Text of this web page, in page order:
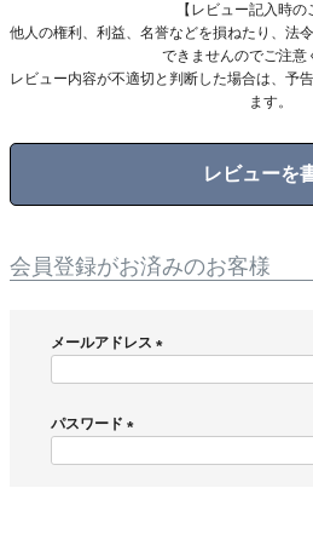
【レビュー記入時の
他人の権利、利益、名誉などを損ねたり、法
できませんのでご注意
レビュー内容が不適切と判断した場合は、予
ます。
レビューを
会員登録がお済みのお客様
メールアドレス
)
パスワード